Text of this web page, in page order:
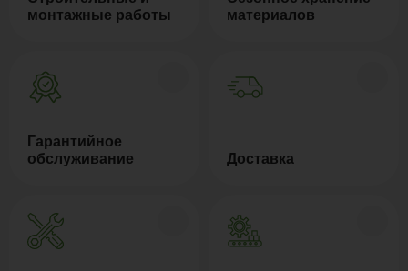
монтажные работы
материалов
Гарантийное
обслуживание
Доставка